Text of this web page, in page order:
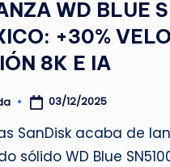
WD BLUE
+30%
8K E IA
03/12/2025
SanDisk acaba de
sólido WD Blue